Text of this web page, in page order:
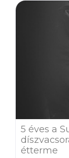
5 éves a
étterme